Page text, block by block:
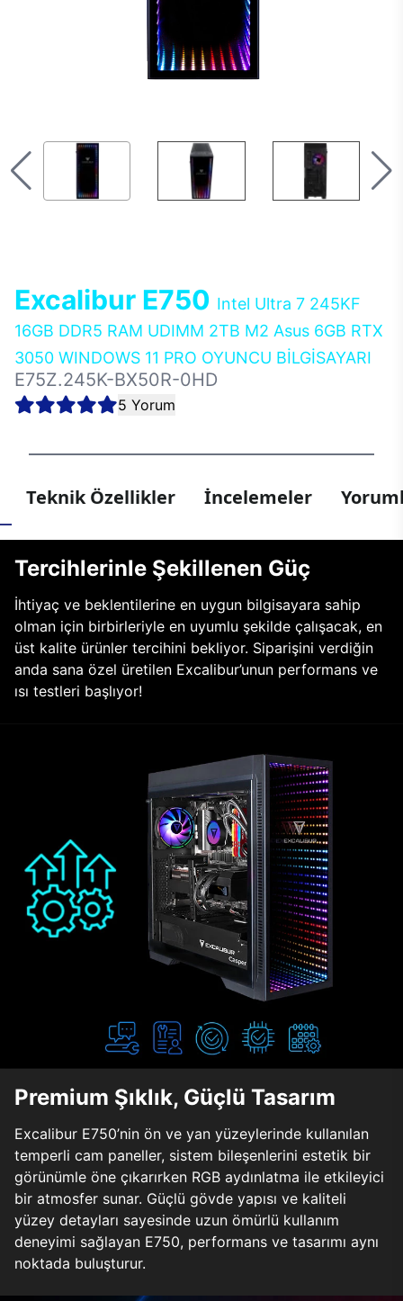
Excalibur E750 Intel Ultra 7 245KF
16GB DDR5 RAM UDIMM 2TB M2 Asus 6GB RTX
3050 WINDOWS 11 PRO OYUNCU BİLGİSAYARI
E75Z.245K-BX50R-0HD
5 Yorum
Teknik Özellikler İncelemeler
Tercihlerinle Şekillenen Güç
İhtiyaç ve beklentilerine en uygun bilgisayara sahip
olman için birbirleriyle en uyumlu şekilde çalışacak, en
üst kalite ürünler tercihini bekliyor. Siparişini verdiğin
anda sana özel üretilen Excalibur’unun performans ve
ısı testleri başlıyor!
Premium Şıklık, Güçlü Tasarım
Excalibur E750’nin ön ve yan yüzeylerinde kullanılan
temperli cam paneller, sistem bileşenlerini estetik bir
görünümle öne çıkarırken RGB aydınlatma ile etkileyici
bir atmosfer sunar. Güçlü gövde yapısı ve kaliteli
yüzey detayları sayesinde uzun ömürlü kullanım
deneyimi sağlayan E750, performans ve tasarımı aynı
noktada buluşturur.